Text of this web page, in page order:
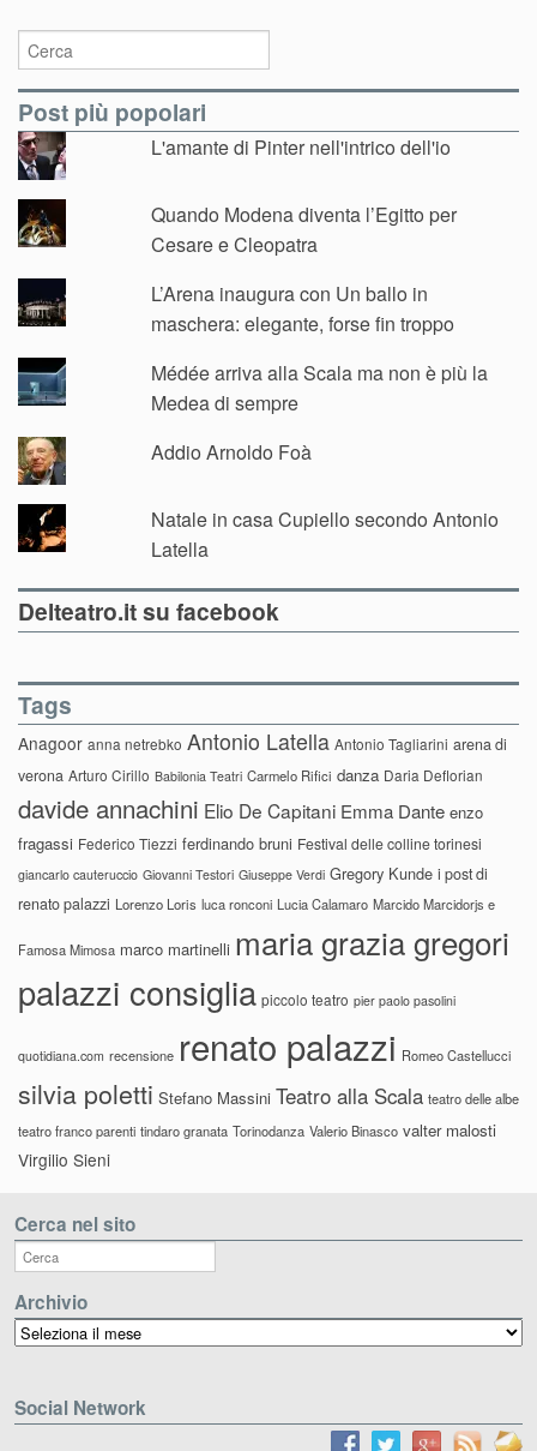
Post più popolari
L'amante di Pinter nell'intrico dell'io
Quando Modena diventa l’Egitto per
Cesare e Cleopatra
L’Arena inaugura con Un ballo in
maschera: elegante, forse fin troppo
Médée arriva alla Scala ma non è più la
Medea di sempre
Addio Arnoldo Foà
Natale in casa Cupiello secondo Antonio
Latella
Delteatro.it su facebook
Tags
Anagoor anna netrebko Antonio Latella Antonio Tagliarini arena di
verona Arturo Cirillo Babilonia Teatri Carmelo Rifici danza Daria Deflorian
davide annachini Elio De Capitani Emma Dante enzo
fragassi Federico Tiezzi ferdinando bruni Festival delle colline torinesi
giancarlo cauteruccio Giovanni Testori Giuseppe Verdi Gregory Kunde i post di
renato palazzi Lorenzo Loris luca ronconi Lucia Calamaro Marcido Marcidorjs e
Famosa Mimosa marco martinelli maria grazia gregori
palazzi consiglia piccolo teatro pier paolo pasolini
quotidiana.com recensione renato palazzi Romeo Castellucci
silvia poletti Stefano Massini Teatro alla Scala teatro delle albe
teatro franco parenti tindaro granata Torinodanza Valerio Binasco valter malosti
Virgilio Sieni
Cerca nel sito
Archivio
Archivio
Social Network